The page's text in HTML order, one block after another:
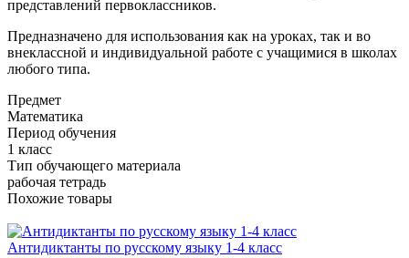
представлений первоклассников.
Предназначено для использования как на уроках, так и во
внеклассной и индивидуальной работе с учащимися в школах
любого типа.
Предмет
Математика
Период обучения
1 класс
Тип обучающего материала
рабочая тетрадь
Похожие товары
Антидиктанты по русскому языку 1-4 класс